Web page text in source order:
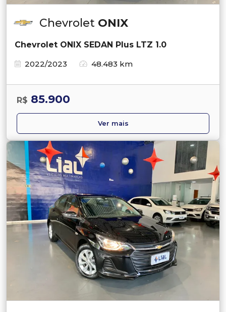
Chevrolet ONIX
Chevrolet ONIX SEDAN Plus LTZ 1.0
2022/2023
48.483 km
R$ 85.900
Ver mais